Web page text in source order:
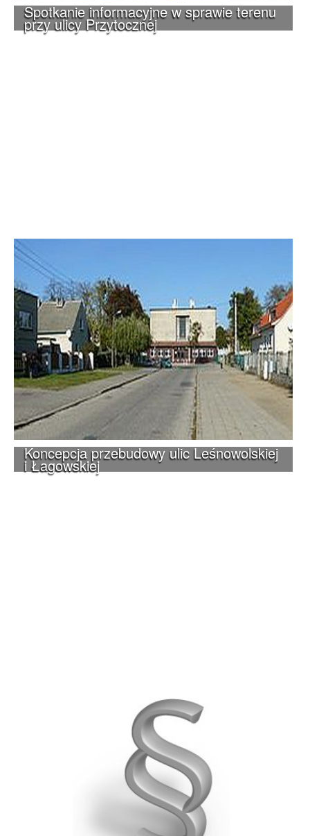
Spotkanie informacyjne w sprawie terenu
przy ulicy Przytocznej
Koncepcja przebudowy ulic Leśnowolskiej
i Łagowskiej